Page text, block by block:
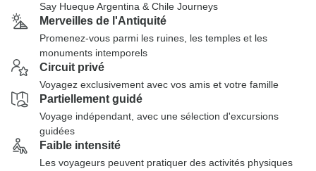
Say Hueque Argentina & Chile Journeys
Merveilles de l'Antiquité
Promenez-vous parmi les ruines, les temples et les
monuments intemporels
Circuit privé
Voyagez exclusivement avec vos amis et votre famille
Partiellement guidé
Voyage indépendant, avec une sélection d'excursions
guidées
Faible intensité
Les voyageurs peuvent pratiquer des activités physiques